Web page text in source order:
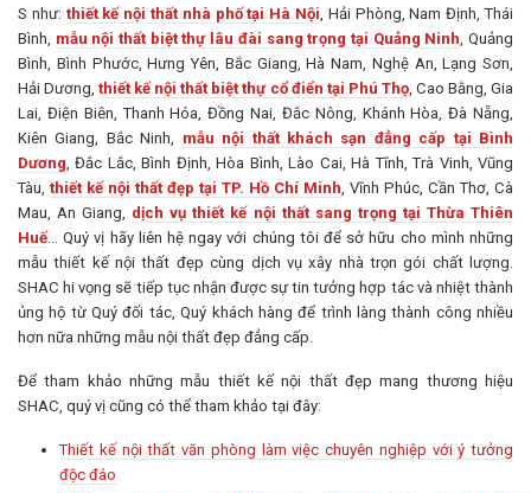
S như: thiết kế nội thất nhà phố tại Hà Nội, Hải Phòng, Nam Định, Thái
Bình, mẫu nội thất biệt thự lâu đài sang trọng tại Quảng Ninh, Quảng
Bình, Bình Phước, Hưng Yên, Bắc Giang, Hà Nam, Nghệ An, Lạng Sơn,
Hải Dương,thiết kế nội thất biệt thự cổ điển tại Phú Thọ, Cao Bằng, Gia
Lai, Điện Biên, Thanh Hóa, Đồng Nai, Đắc Nông, Khánh Hòa, Đà Nẵng,
Kiên Giang, Bắc Ninh, mẫu nội thất khách sạn đẳng cấp tại Bình
Dương, Đắc Lắc, Bình Định, Hòa Bình, Lào Cai, Hà Tĩnh, Trà Vinh, Vũng
Tàu, thiết kế nội thất đẹp tại TP. Hồ Chí Minh, Vĩnh Phúc, Cần Thơ, Cà
Mau, An Giang, dịch vụ thiết kế nội thất sang trọng tại Thừa Thiên
Huế… Quý vị hãy liên hệ ngay với chúng tôi để sở hữu cho mình những
mẫu thiết kế nội thất đẹp cùng dịch vụ xây nhà trọn gói chất lượng.
SHAC hi vọng sẽ tiếp tục nhận được sự tin tưởng hợp tác và nhiệt thành
ủng hộ từ Quý đối tác, Quý khách hàng để trình làng thành công nhiều
hơn nữa những mẫu nội thất đẹp đẳng cấp.
Để tham khảo những mẫu thiết kế nội thất đẹp mang thương hiệu
SHAC, quý vị cũng có thể tham khảo tại đây:
Thiết kế nội thất văn phòng làm việc chuyên nghiệp với ý tưởng
độc đáo